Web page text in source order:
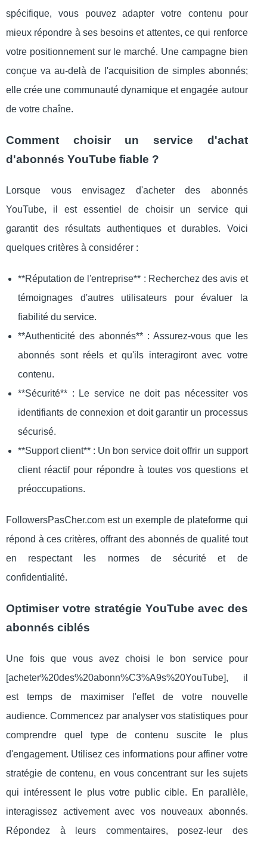
spécifique, vous pouvez adapter votre contenu pour
mieux répondre à ses besoins et attentes, ce qui renforce
votre positionnement sur le marché. Une campagne bien
conçue va au-delà de l'acquisition de simples abonnés;
elle crée une communauté dynamique et engagée autour
de votre chaîne.
Comment choisir un service d'achat
d'abonnés YouTube fiable ?
Lorsque vous envisagez d'acheter des abonnés
YouTube, il est essentiel de choisir un service qui
garantit des résultats authentiques et durables. Voici
quelques critères à considérer :
**Réputation de l'entreprise** : Recherchez des avis et
témoignages d'autres utilisateurs pour évaluer la
fiabilité du service.
**Authenticité des abonnés** : Assurez-vous que les
abonnés sont réels et qu'ils interagiront avec votre
contenu.
**Sécurité** : Le service ne doit pas nécessiter vos
identifiants de connexion et doit garantir un processus
sécurisé.
**Support client** : Un bon service doit offrir un support
client réactif pour répondre à toutes vos questions et
préoccupations.
FollowersPasCher.com est un exemple de plateforme qui
répond à ces critères, offrant des abonnés de qualité tout
en respectant les normes de sécurité et de
confidentialité.
Optimiser votre stratégie YouTube avec des
abonnés ciblés
Une fois que vous avez choisi le bon service pour
[acheter%20des%20abonn%C3%A9s%20YouTube], il
est temps de maximiser l'effet de votre nouvelle
audience. Commencez par analyser vos statistiques pour
comprendre quel type de contenu suscite le plus
d'engagement. Utilisez ces informations pour affiner votre
stratégie de contenu, en vous concentrant sur les sujets
qui intéressent le plus votre public cible. En parallèle,
interagissez activement avec vos nouveaux abonnés.
Répondez à leurs commentaires, posez-leur des